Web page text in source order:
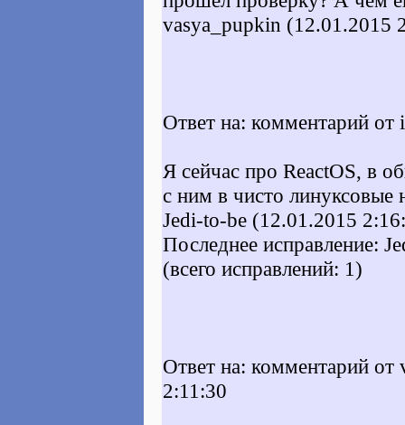
vasya_pupkin (12.01.2015
Ответ на: комментарий
Я сейчас про ReactOS, в
с ним в чисто линуксовые
Jedi-to-be (12.01.2015
Последнее исправление:
(всего исправлений: 1)
Ответ на: комментарий
2:11:30